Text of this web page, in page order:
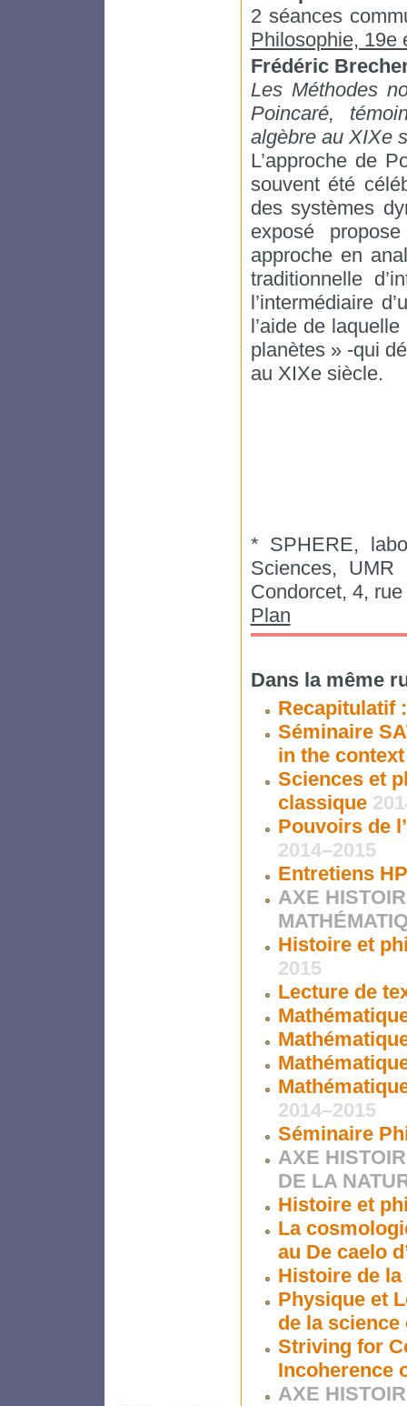
2 séances
Philosophie, 19e
Frédéric
Les Méthodes
Poincaré,
algèbre au XIXe
L’approche de
souvent été
des systèmes
exposé
approche en
traditionnelle
l’intermédiaire
l’aide de
planètes » -qui
au XIXe siècle.
* SPHERE,
Sciences, UMR
Condorcet, 4,
Plan
Dans la même
Recapitulatif
Séminaire
in the
Sciences et
classique
Pouvoirs de
2014–2015
Entretiens
AXE
Histoire et
2015
Lecture de
2014–2015
Séminaire
AXE
DE LA
Histoire et
La
au De caelo
Histoire de
Physique et
de la
Striving for
Incoherence
AXE